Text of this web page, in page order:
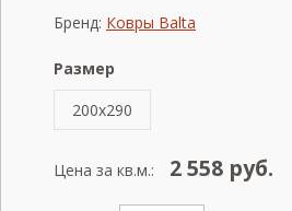
Бренд: Ковры Balta
Размер
200x290
Цена за кв.м.: 2 558 руб.